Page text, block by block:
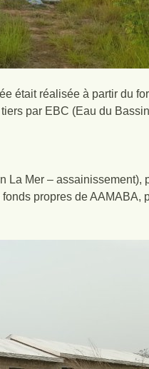
était réalisée à partir du
par EBC (Eau du
La Mer – assainissement),
propres de AAMABA,